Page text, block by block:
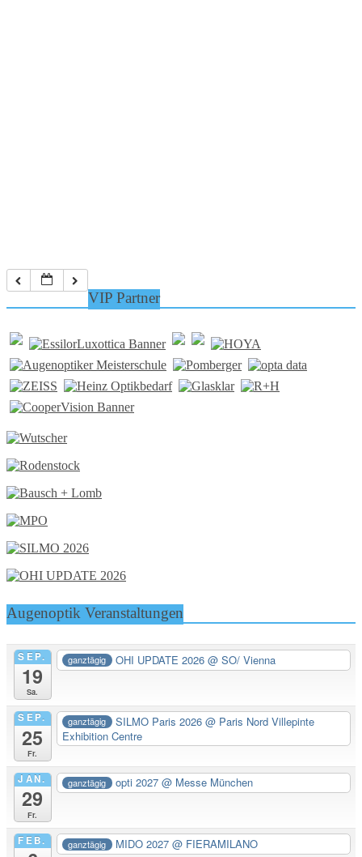
VIP Partner
Augenoptik Veranstaltungen
SEP.
19
Sa.
ganztägig OHI UPDATE 2026@ SO/ Vienna
SEP.
25
Fr.
ganztägig SILMO Paris 2026@ Paris Nord Villepinte
Exhibition Centre
JAN.
29
Fr.
ganztägig opti 2027@ Messe München
FEB. ganztägig MIDO 2027@ FIERAMILANO